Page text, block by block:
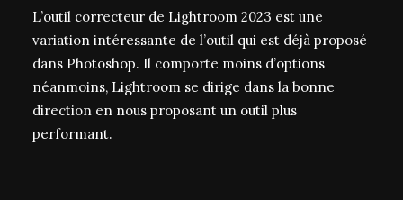
L’outil correcteur de Lightroom 2023 est une
variation intéressante de l’outil qui est déjà proposé
dans Photoshop. Il comporte moins d’options
néanmoins, Lightroom se dirige dans la bonne
direction en nous proposant un outil plus
performant.